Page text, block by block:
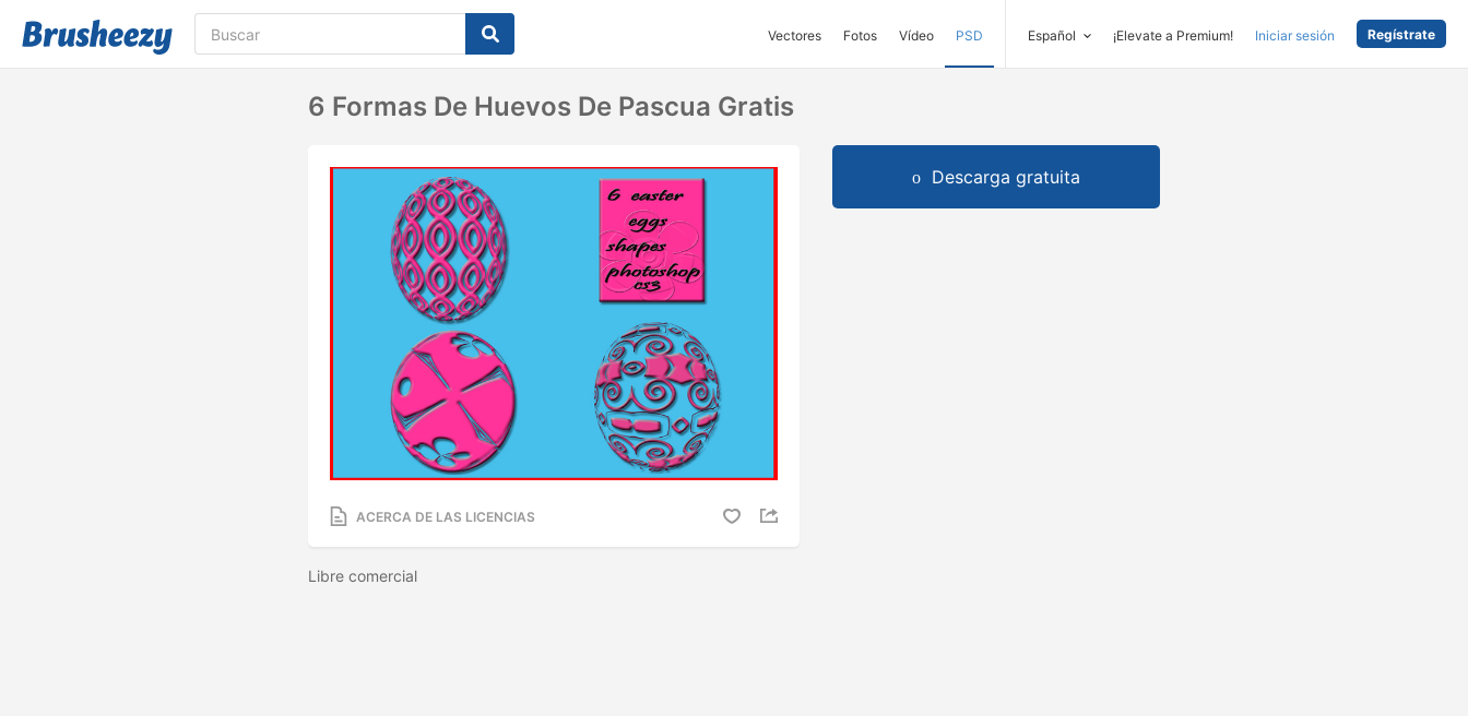
Vectores Fotos Vídeo PSD Español ¡Elevate a Premium! Iniciar sesión Regístrate
6 Formas De Huevos De Pascua Gratis
ACERCA DE LAS LICENCIAS
Libre comercial
Descarga gratuita